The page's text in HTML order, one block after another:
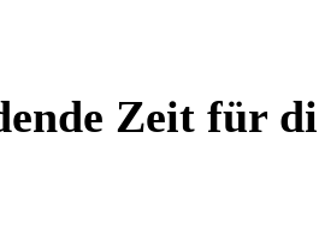
Zeit für